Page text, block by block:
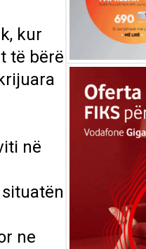
kur
të bërë
në
ne